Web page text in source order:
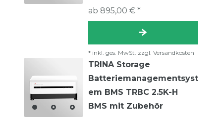
ab 895,00 € *
* inkl. ges. MwSt. zzgl. Versandkosten
TRINA Storage
Batteriemanagementsyst
em BMS TRBC 2.5K-H
BMS mit Zubehör